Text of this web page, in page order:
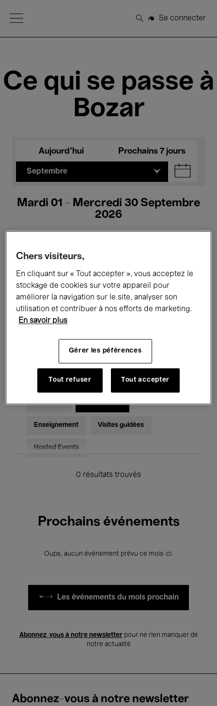
Open Menu
Rechercher
Se connecter
Ce qui se passe à
Bozar
Aujourd'hui Prochains 7 jours
Septembre
Mardi 01 - Mercredi 30 Septembre
2026
Tous les événements Concerts
Expositions Films Performances
Rencontres & Débats
Musique classique Global Music
Musique électronique
Pour tous Kids’ Palace
Enseignement Visites guidées
Hosted Events
0 résultats trouvés
Prochains événements
Oups, aucun événement prévu ce mois-ci.
Les événements du mois prochain
Abonnez-vous à notre newsletterpour ne rien manquer de
notre actualité
Abonnez-vous à notre newsletter
Chers visiteurs,
En cliquant sur « Tout accepter », vous acceptez le
stockage de cookies sur votre appareil pour
améliorer la navigation sur le site, analyser son
utilisation et contribuer à nos efforts de marketing.
En savoir plus
Gérer les péférences
Tout refuser Tout accepter